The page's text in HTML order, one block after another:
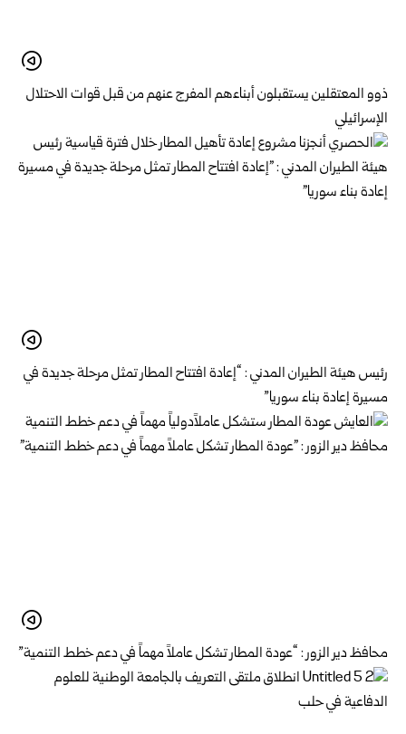
ذوو المعتقلين يستقبلون أبناءهم المفرج عنهم من قبل قوات الاحتلال
الإسرائيلي
رئيس هيئة الطيران المدني : “إعادة افتتاح المطار تمثل مرحلة جديدة في
مسيرة إعادة بناء سوريا”
محافظ دير الزور : “عودة المطار تشكل عاملاً مهماً في دعم خطط التنمية”